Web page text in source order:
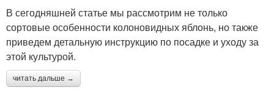
В сегодняшней статье мы рассмотрим не только
сортовые особенности колоновидных яблонь, но также
приведем детальную инструкцию по посадке и уходу за
этой культурой.
читать дальше →